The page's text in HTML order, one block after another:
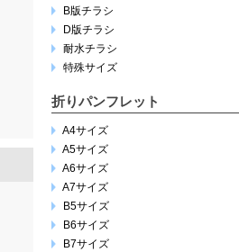
B版チラシ
D版チラシ
耐水チラシ
特殊サイズ
折りパンフレット
A4サイズ
A5サイズ
A6サイズ
A7サイズ
B5サイズ
B6サイズ
B7サイズ